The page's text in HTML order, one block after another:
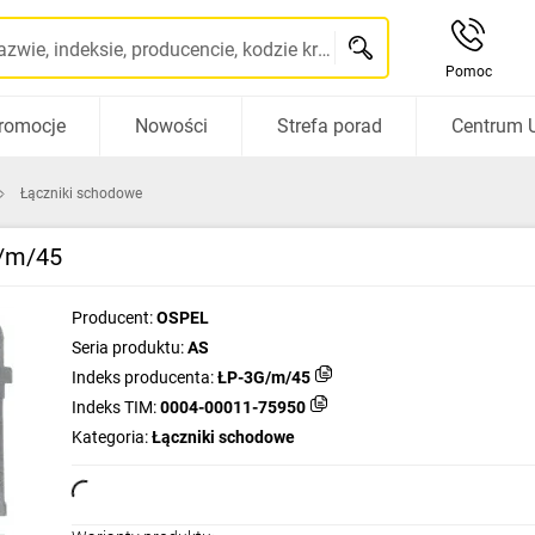
Szukaj po nazwie, indeksie, producencie, kodzie kreskowym...
Pomoc
Nowości Strefa porad Centrum
Łączniki schodowe
m/45
Producent:OSPEL
Seria produktu:AS
Indeks producenta:ŁP-3G/m/45
Indeks TIM:0004-00011-75950
Kategoria:Łączniki schodowe